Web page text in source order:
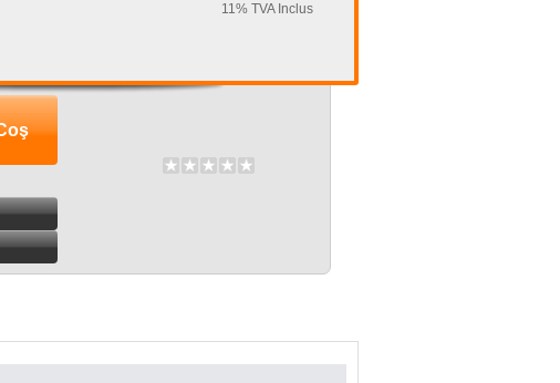
11% TVA Inclus